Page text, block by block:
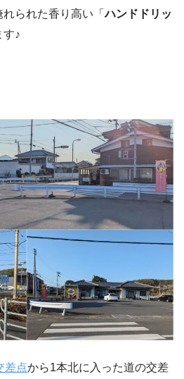
られた香り高い「ハンドドリッ
す♪
差点から1本北に入った道の交差